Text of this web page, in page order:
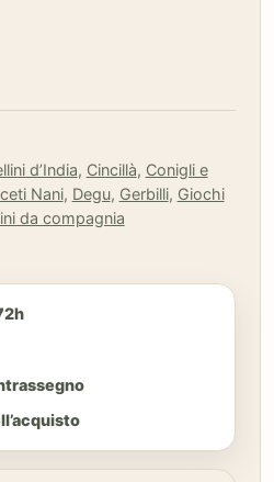
d’India, Cincillà, Conigli e
Nani, Degu, Gerbilli, Giochi
da compagnia